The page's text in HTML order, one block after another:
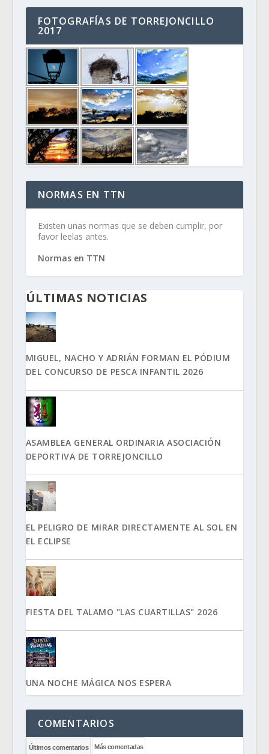
FOTOGRAFÍAS DE TORREJONCILLO
2017
NORMAS EN TTN
Existen unas normas que se deben cumplir, por
favor leelas antes.
Normas en TTN
ÚLTIMAS NOTICIAS
MIGUEL, NACHO Y ADRIÁN FORMAN EL PÓDIUM
DEL CONCURSO DE PESCA INFANTIL 2026
ASAMBLEA GENERAL ORDINARIA ASOCIACIÓN
DEPORTIVA DE TORREJONCILLO
EL PELIGRO DE MIRAR DIRECTAMENTE AL SOL EN
EL ECLIPSE
FIESTA DEL TALAMO "LAS CUARTILLAS" 2026
UNA NOCHE MÁGICA NOS ESPERA
COMENTARIOS
Últimos comentarios Más comentadas